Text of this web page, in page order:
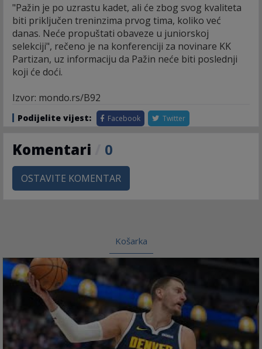
"Pažin je po uzrastu kadet, ali će zbog svog kvaliteta
biti priključen treninzima prvog tima, koliko već
danas. Neće propuštati obaveze u juniorskoj
selekciji", rečeno je na konferenciji za novinare KK
Partizan, uz informaciju da Pažin neće biti poslednji
koji će doći.
Izvor: mondo.rs/B92
Podijelite vijest: Facebook Twitter
Komentari 0
OSTAVITE KOMENTAR
Košarka